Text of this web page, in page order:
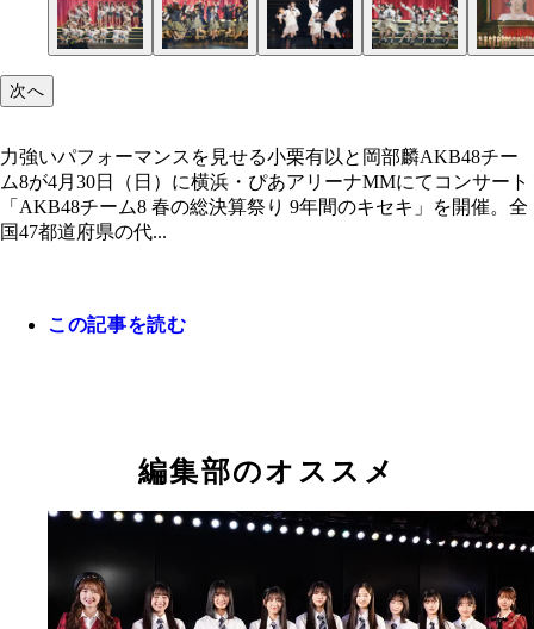
次へ
力強いパフォーマンスを見せる小栗有以と岡部麟AKB48チー
ム8が4月30日（日）に横浜・ぴあアリーナMMにてコンサート
「AKB48チーム8 春の総決算祭り 9年間のキセキ」を開催。全
国47都道府県の代...
この記事を読む
編集部のオススメ